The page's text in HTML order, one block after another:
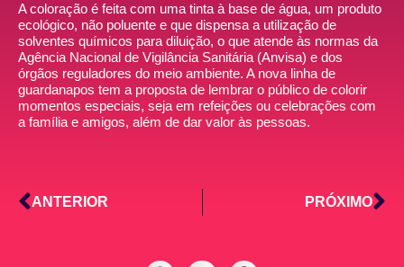
A coloração é feita com uma tinta à base de água, um produto
ecológico, não poluente e que dispensa a utilização de
solventes químicos para diluição, o que atende às normas da
Agência Nacional de Vigilância Sanitária (Anvisa) e dos
órgãos reguladores do meio ambiente. A nova linha de
guardanapos tem a proposta de lembrar o público de colorir
momentos especiais, seja em refeições ou celebrações com
a família e amigos, além de dar valor às pessoas.
ANTERIOR PRÓXIMO